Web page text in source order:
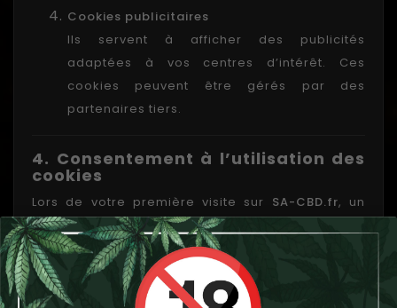
Cookies publicitaires
Ils servent à afficher des publicités
adaptées à vos centres d’intérêt. Ces
cookies peuvent être gérés par des
partenaires tiers.
4. Consentement à l’utilisation des
cookies
Lors de votre première visite sur SA-CBD.fr, un
bandeau de consentement s’affiche pour vous
informer de l’utilisation des cookies et recueillir
votre accord. Vous pouvez accepter, refuser ou
personnaliser vos choix.